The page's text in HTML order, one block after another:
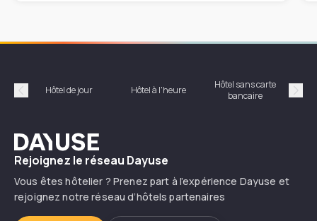
Précédent
Hôtel de jour Hôtel à l'heure
Hôtel sans carte
bancaire
Dayuse
Rejoignez le réseau Dayuse
Vous êtes hôtelier ? Prenez part à l’expérience Dayuse et
rejoignez notre réseau d’hôtels partenaires